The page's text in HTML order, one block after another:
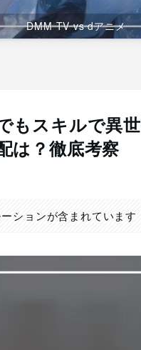
DMM TV vs dアニメ
もスキルで異
は？徹底考察
ションが含まれています